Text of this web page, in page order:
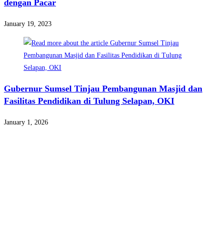
dengan Pacar
January 19, 2023
Gubernur Sumsel Tinjau Pembangunan Masjid dan
Fasilitas Pendidikan di Tulung Selapan, OKI
January 1, 2026